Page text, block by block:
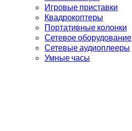
Игровые приставки
Квадрокоптеры
Портативные колонки
Сетевое оборудование
Сетевые аудиоплееры
Умные часы